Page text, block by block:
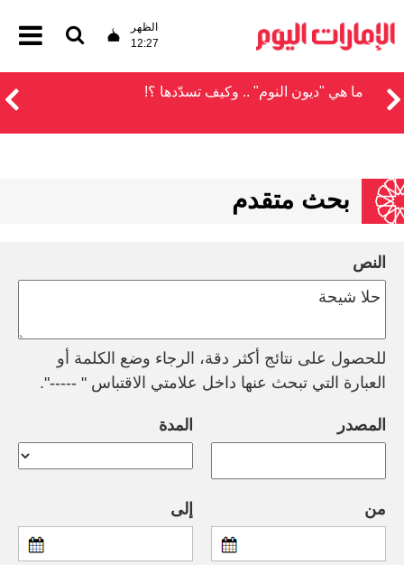
الظهر
12:27
ما هي "ديون النوم" .. وكيف تسدّدها ؟!
بحث متقدم
النص
للحصول على نتائج أكثر دقة، الرجاء وضع الكلمة أو
العبارة التي تبحث عنها داخل علامتي الاقتباس " -----".
المصدر المدة
من إلى